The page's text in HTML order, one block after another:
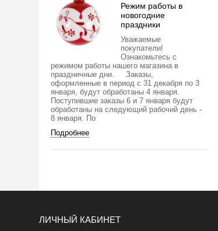
Режим работы в
новогодние
праздники
Уважаемые
покупатели!
Ознакомьтесь с
режимом работы нашего магазина в
праздничные дни. Заказы,
оформленные в период с 31 декабря по 3
января, будут обработаны 4 января.
Поступившие заказы 6 и 7 января будут
обработаны на следующий рабочий день -
8 января. По
Подробнее
ЛИЧНЫЙ КАБИНЕТ